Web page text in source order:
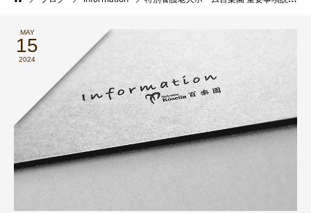
MAY
15
2024